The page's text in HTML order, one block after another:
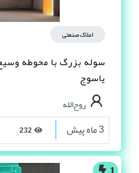
املاک صنعتی
سوله بزرگ با محوطه
یاسوج
روح‌الله
3 ماه پیش
1